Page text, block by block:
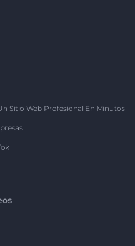
Sitio Web Profesional En Minutos